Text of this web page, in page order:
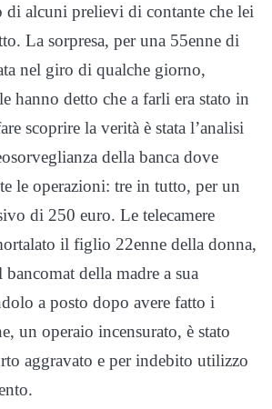
di alcuni prelievi di contante che lei
La sorpresa, per una 55enne di
nel giro di qualche giorno,
hanno detto che a farli era stato in
scoprire la verità è stata l’analisi
della banca dove
le operazioni: tre in tutto, per un
di 250 euro. Le telecamere
il figlio 22enne della donna,
della madre a sua
a posto dopo avere fatto i
un operaio incensurato, è stato
aggravato e per indebito utilizzo